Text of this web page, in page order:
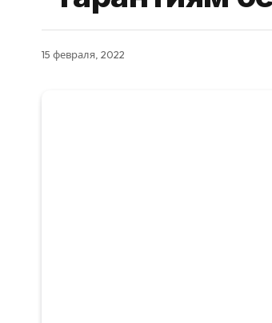
15 февраля, 2022